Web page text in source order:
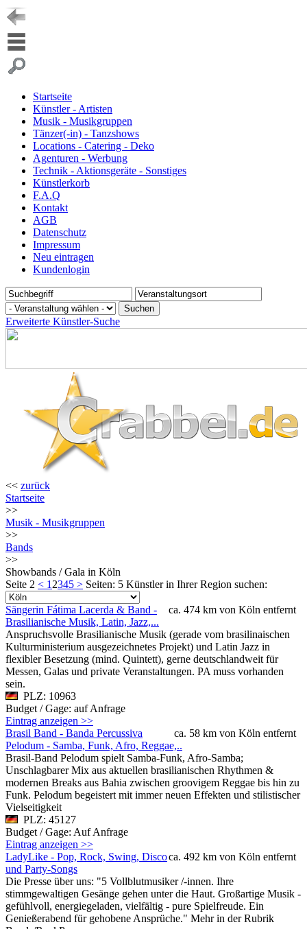
Startseite
Künstler - Artisten
Musik - Musikgruppen
Tänzer(-in) - Tanzshows
Locations - Catering - Deko
Agenturen - Werbung
Technik - Aktionsgeräte - Sonstiges
Künstlerkorb
F.A.Q
Kontakt
AGB
Datenschutz
Impressum
Neu eintragen
Kundenlogin
Erweiterte Künstler-Suche
<< zurück
Startseite
>>
Musik - Musikgruppen
>>
Bands
>>
Showbands / Gala in Köln
Seite 2 < 1 2345 > Seiten: 5 Künstler in Ihrer Region suchen:
ca. 474 km von Köln entfernt
Sängerin Fátima Lacerda & Band -
Brasilianische Musik, Latin, Jazz,...
Anspruchsvolle Brasilianische Musik (gerade vom brasilinaischen
Kulturministerium ausgezeichnetes Projekt) und Latin Jazz in
flexibler Besetzung (mind. Quintett), gerne deutschlandweit für
Messen, Galas und private Veranstaltungen. PA muss vorhanden
sein.
PLZ: 10963
Budget / Gage: auf Anfrage
Eintrag anzeigen >>
ca. 58 km von Köln entfernt
Brasil Band - Banda Percussiva
Pelodum - Samba, Funk, Afro, Reggae,..
Brasil-Band Pelodum spielt Samba-Funk, Afro-Samba;
Unschlagbarer Mix aus aktuellen brasilianischen Rhythmen &
modernen Breaks aus Bahia zwischen groovigem Reggae bis hin zu
Funk. Pelodum begeistert mit immer neuen Effekten und stilistischer
Vielseitigkeit
PLZ: 45127
Budget / Gage: Auf Anfrage
Eintrag anzeigen >>
ca. 492 km von Köln entfernt
LadyLike - Pop, Rock, Swing, Disco
und Party-Songs
Die Presse über uns: "5 Vollblutmusiker /-innen. Ihre
stimmgewaltigen Gesänge gehen unter die Haut. Großartige Musik -
gefühlvoll, energiegeladen, vielfältig - pure Spielfreude. Ein
Genießerabend für gehobene Ansprüche." Mehr in der Rubrik